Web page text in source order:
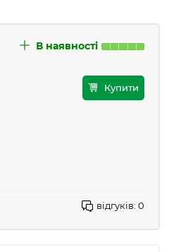
В наявності
Купити
відгуків: 0